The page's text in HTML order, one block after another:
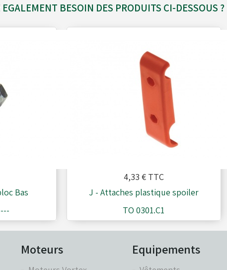
BESOIN DES PRODUITS CI-DESSOUS ?
Bas
4,33 € TTC
J - Attaches plastique spoiler
TO 0301.C1
Moteurs Equipements